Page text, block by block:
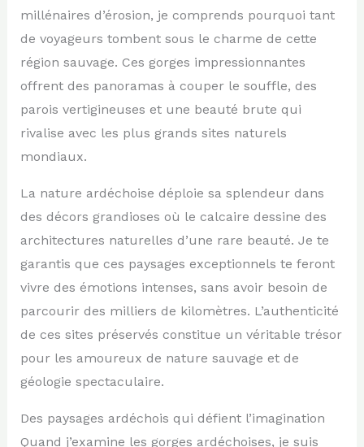
millénaires d’érosion, je comprends pourquoi tant
de voyageurs tombent sous le charme de cette
région sauvage. Ces gorges impressionnantes
offrent des panoramas à couper le souffle, des
parois vertigineuses et une beauté brute qui
rivalise avec les plus grands sites naturels
mondiaux.
La nature ardéchoise déploie sa splendeur dans
des décors grandioses où le calcaire dessine des
architectures naturelles d’une rare beauté. Je te
garantis que ces paysages exceptionnels te feront
vivre des émotions intenses, sans avoir besoin de
parcourir des milliers de kilomètres. L’authenticité
de ces sites préservés constitue un véritable trésor
pour les amoureux de nature sauvage et de
géologie spectaculaire.
Des paysages ardéchois qui défient l’imagination
Quand j’examine les gorges ardéchoises, je suis